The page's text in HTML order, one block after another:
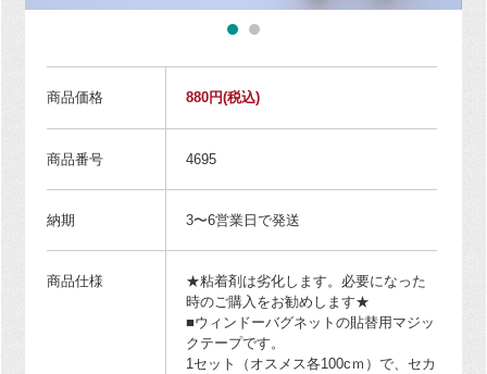
商品価格 880円(税込)
商品番号 4695
納期 3〜6営業日で発送
商品仕様
★粘着剤は劣化します。必要になった
時のご購入をお勧めします★
■ウィンドーバグネットの貼替用マジッ
クテープです。
1セット（オスメス各100cｍ）で、セカ